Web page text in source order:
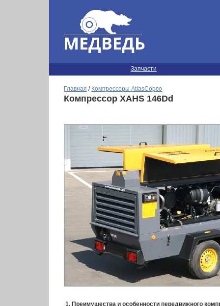
Запчасти
Главная / Компрессоры AtlasCopco
Компрессор XAHS 146Dd
1. Преимущества и особенности передвижного